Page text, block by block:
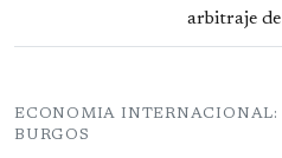
arbitraje
ECONOMIA
BURGOS